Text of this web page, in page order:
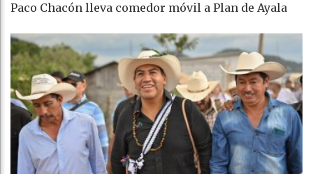
Paco Chacón lleva comedor móvil a Plan de Ayala